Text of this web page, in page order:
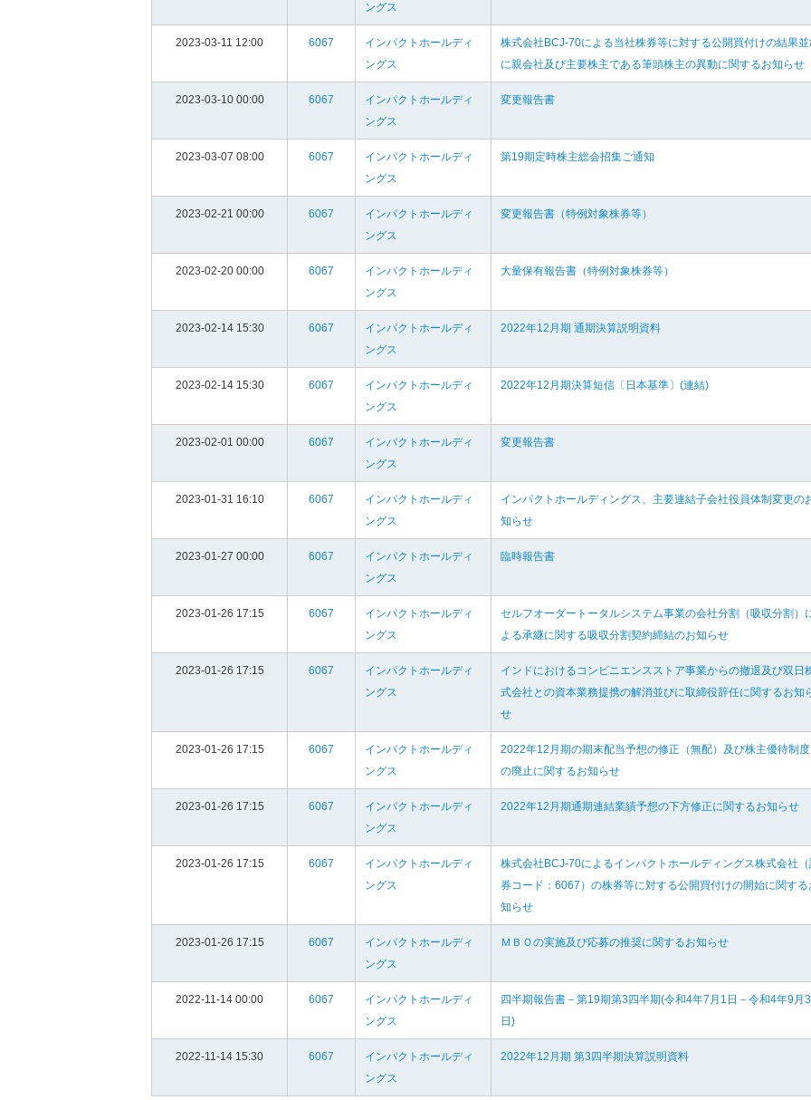
ングス
2023-03-11 12:00 6067
インパクトホールディ
ングス
株式会社BCJ-70による当社株券等に対する公開買付けの結果
に親会社及び主要株主である筆頭株主の異動に関するお知らせ
2023-03-10 00:00 6067
インパクトホールディ
ングス
変更報告書
2023-03-07 08:00 6067
インパクトホールディ
ングス
第19期定時株主総会招集ご通知
2023-02-21 00:00 6067
インパクトホールディ
ングス
変更報告書（特例対象株券等）
2023-02-20 00:00 6067
インパクトホールディ
ングス
大量保有報告書（特例対象株券等）
2023-02-14 15:30 6067
インパクトホールディ
ングス
2022年12月期 通期決算説明資料
2023-02-14 15:30 6067
インパクトホールディ
ングス
2022年12月期決算短信〔日本基準〕(連結)
2023-02-01 00:00 6067
インパクトホールディ
ングス
変更報告書
2023-01-31 16:10 6067
インパクトホールディ
ングス
インパクトホールディングス、主要連結子会社役員体制変更の
知らせ
2023-01-27 00:00 6067
インパクトホールディ
ングス
臨時報告書
2023-01-26 17:15 6067
インパクトホールディ
ングス
セルフオーダートータルシステム事業の会社分割（吸収分割）
よる承継に関する吸収分割契約締結のお知らせ
2023-01-26 17:15 6067
インパクトホールディ
ングス
インドにおけるコンビニエンスストア事業からの撤退及び双日
式会社との資本業務提携の解消並びに取締役辞任に関するお知
せ
2023-01-26 17:15 6067
インパクトホールディ
ングス
2022年12月期の期末配当予想の修正（無配）及び株主優待制度
の廃止に関するお知らせ
2023-01-26 17:15 6067
インパクトホールディ
ングス
2022年12月期通期連結業績予想の下方修正に関するお知らせ
2023-01-26 17:15 6067
インパクトホールディ
ングス
株式会社BCJ-70によるインパクトホールディングス株式会社
券コード：6067）の株券等に対する公開買付けの開始に関する
知らせ
2023-01-26 17:15 6067
インパクトホールディ
ングス
ＭＢＯの実施及び応募の推奨に関するお知らせ
2022-11-14 00:00 6067
インパクトホールディ
ングス
四半期報告書－第19期第3四半期(令和4年7月1日－令和4年9月
日)
2022-11-14 15:30 6067
インパクトホールディ
ングス
2022年12月期 第3四半期決算説明資料